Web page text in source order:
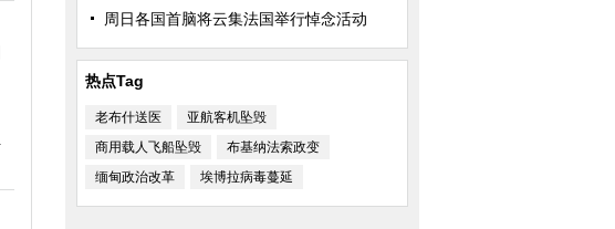
周日各国首脑将云集法国举行悼念活动
热点Tag
老布什送医
亚航客机坠毁
商用载人飞船坠毁
布基纳法索政变
缅甸政治改革
埃博拉病毒蔓延